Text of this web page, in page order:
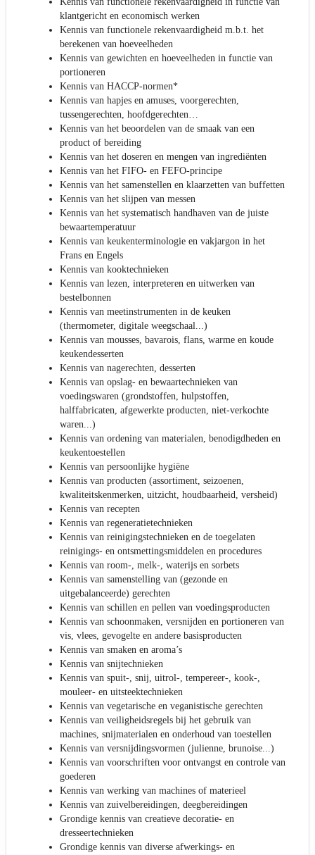
klantgericht en economisch werken
Kennis van functionele rekenvaardigheid m.b.t. het
berekenen van hoeveelheden
Kennis van gewichten en hoeveelheden in functie van
portioneren
Kennis van HACCP-normen*
Kennis van hapjes en amuses, voorgerechten,
tussengerechten, hoofdgerechten…
Kennis van het beoordelen van de smaak van een
product of bereiding
Kennis van het doseren en mengen van ingrediënten
Kennis van het FIFO- en FEFO-principe
Kennis van het samenstellen en klaarzetten van buffetten
Kennis van het slijpen van messen
Kennis van het systematisch handhaven van de juiste
bewaartemperatuur
Kennis van keukenterminologie en vakjargon in het
Frans en Engels
Kennis van kooktechnieken
Kennis van lezen, interpreteren en uitwerken van
bestelbonnen
Kennis van meetinstrumenten in de keuken
(thermometer, digitale weegschaal...)
Kennis van mousses, bavarois, flans, warme en koude
keukendesserten
Kennis van nagerechten, desserten
Kennis van opslag- en bewaartechnieken van
voedingswaren (grondstoffen, hulpstoffen,
halffabricaten, afgewerkte producten, niet-verkochte
waren...)
Kennis van ordening van materialen, benodigdheden en
keukentoestellen
Kennis van persoonlijke hygiëne
Kennis van producten (assortiment, seizoenen,
kwaliteitskenmerken, uitzicht, houdbaarheid, versheid)
Kennis van recepten
Kennis van regeneratietechnieken
Kennis van reinigingstechnieken en de toegelaten
reinigings- en ontsmettingsmiddelen en procedures
Kennis van room-, melk-, waterijs en sorbets
Kennis van samenstelling van (gezonde en
uitgebalanceerde) gerechten
Kennis van schillen en pellen van voedingsproducten
Kennis van schoonmaken, versnijden en portioneren van
vis, vlees, gevogelte en andere basisproducten
Kennis van smaken en aroma’s
Kennis van snijtechnieken
Kennis van spuit-, snij, uitrol-, tempereer-, kook-,
mouleer- en uitsteektechnieken
Kennis van vegetarische en veganistische gerechten
Kennis van veiligheidsregels bij het gebruik van
machines, snijmaterialen en onderhoud van toestellen
Kennis van versnijdingsvormen (julienne, brunoise...)
Kennis van voorschriften voor ontvangst en controle van
goederen
Kennis van werking van machines of materieel
Kennis van zuivelbereidingen, deegbereidingen
Grondige kennis van creatieve decoratie- en
dresseertechnieken
Grondige kennis van diverse afwerkings- en